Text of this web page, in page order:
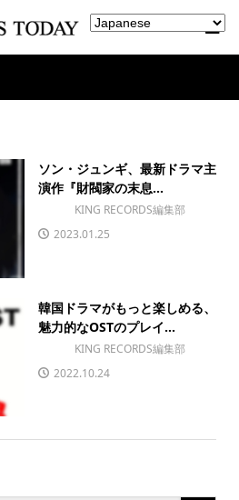
ソン・ジュンギ、最新ドラマ主
演作『財閥家の末息...
KING RECORDS編集部
2023.01.25
韓国ドラマがもっと楽しめる、
魅力的なOSTのプレイ...
KING RECORDS編集部
2022.10.24